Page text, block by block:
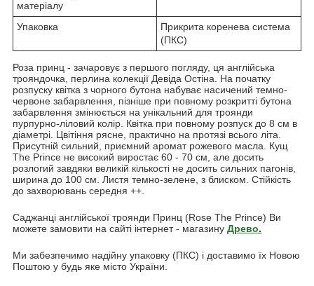
матеріалу
Упаковка
Прикрита коренева система
(ПКС)
Роза принц - зачаровує з першого погляду, ця англійська
трояндочка, перлина колекції Девіда Остіна. На початку
розпуску квітка з чорного бутона набуває насичений темно-
червоне забарвлення, пізніше при повному розкритті бутона
забарвлення змінюється на унікальний для троянди
пурпурно-ліловий колір. Квітка при повному розпуск до 8 см в
діаметрі. Цвітіння рясне, практично на протязі всього літа.
Присутній сильний, приємний аромат рожевого масла. Кущ
The Prince не високий виростає 60 - 70 см, але досить
розлогий завдяки великій кількості не досить сильних пагонів,
ширина до 100 см. Листя темно-зелене, з блиском. Стійкість
до захворювань середня ++.
Саджанці англійської троянди Принц (Rose The Prince) Ви
можете замовити на сайті інтернет - магазину Древо.
Ми забезпечимо надійну упаковку (ПКС) і доставимо їх Новою
Поштою у будь яке місто України.